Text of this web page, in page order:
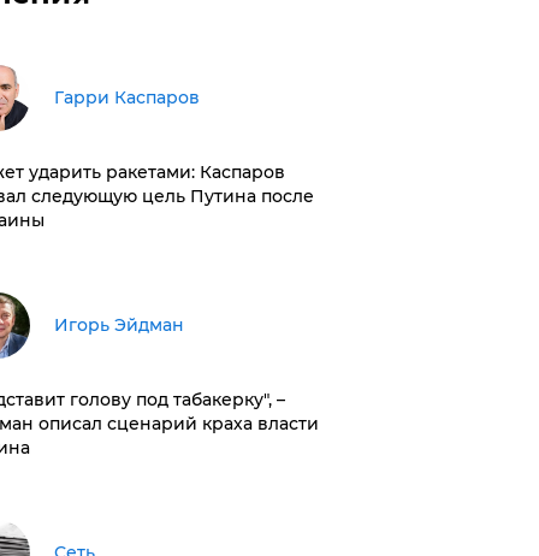
Гарри Каспаров
ударить ракетами: Каспаров
следующую цель Путина после
Игорь Эйдман
голову под табакерку", –
описал сценарий краха власти